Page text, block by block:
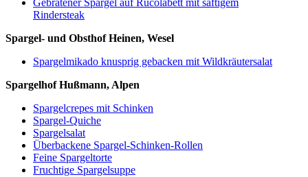
Gebratener Spargel auf Rucolabett mit saftigem
Rindersteak
Spargel- und Obsthof Heinen, Wesel
Spargelmikado knusprig gebacken mit Wildkräutersalat
Spargelhof Hußmann, Alpen
Spargelcrepes mit Schinken
Spargel-Quiche
Spargelsalat
Überbackene Spargel-Schinken-Rollen
Feine Spargeltorte
Fruchtige Spargelsuppe